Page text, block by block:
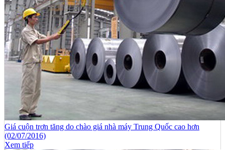
Giá cuộn trơn tăng do chào giá nhà máy Trung Quốc cao hơn
(02/07/2016)
Xem tiếp